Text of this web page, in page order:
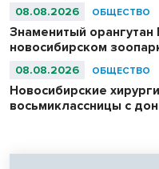
08.08.2026 ОБЩЕСТВО
Знаменитый
новосибирском
08.08.2026 ОБЩЕСТВО
Новосибирские
восьмиклассницы с